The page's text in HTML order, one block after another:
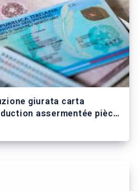
giurata carta
assermentée pièce